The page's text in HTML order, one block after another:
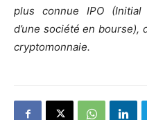
plus connue IPO (Initial
d’une société en
cryptomonnaie.